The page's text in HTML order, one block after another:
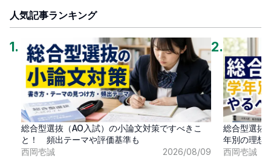
人気記事ランキング
1 .
総合型選抜（AO入試）の小論文対策ですべきこ
と！ 頻出テーマや評価基準も
西岡壱誠
2026/08/09
2.
総合型選抜
年別の理想
西岡壱誠